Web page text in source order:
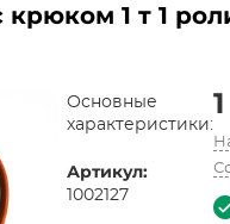
1 т 1
Основные
характеристики:
Артикул:
1002127